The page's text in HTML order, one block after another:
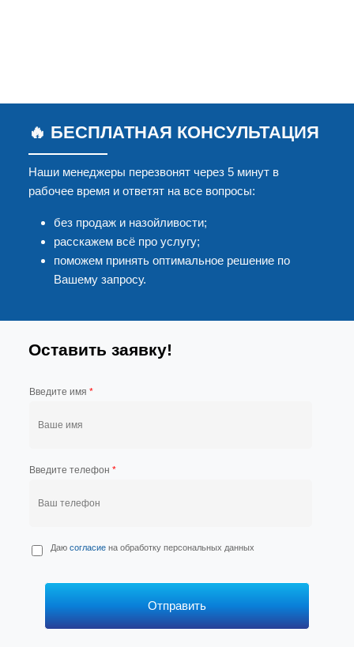
🔥 БЕСПЛАТНАЯ КОНСУЛЬТАЦИЯ
Наши менеджеры перезвонят через 5 минут в
рабочее время и ответят на все вопросы:
без продаж и назойливости;
расскажем всё про услугу;
поможем принять оптимальное решение по
Вашему запросу.
Оставить заявку!
Введите имя *
Введите телефон *
П
е
Даю согласиена обработку персональных данных
Отправить